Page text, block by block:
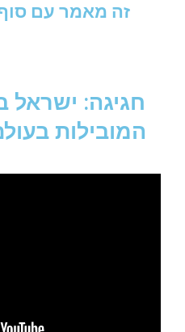
זה מאמר עם
המובילות